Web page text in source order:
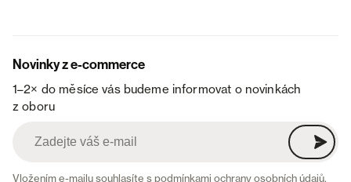
Novinky z e-commerce
1–2× do měsíce vás budeme informovat o novinkách
z oboru
Vložením e-mailu souhlasíte spodmínkami ochrany osobních údajů.